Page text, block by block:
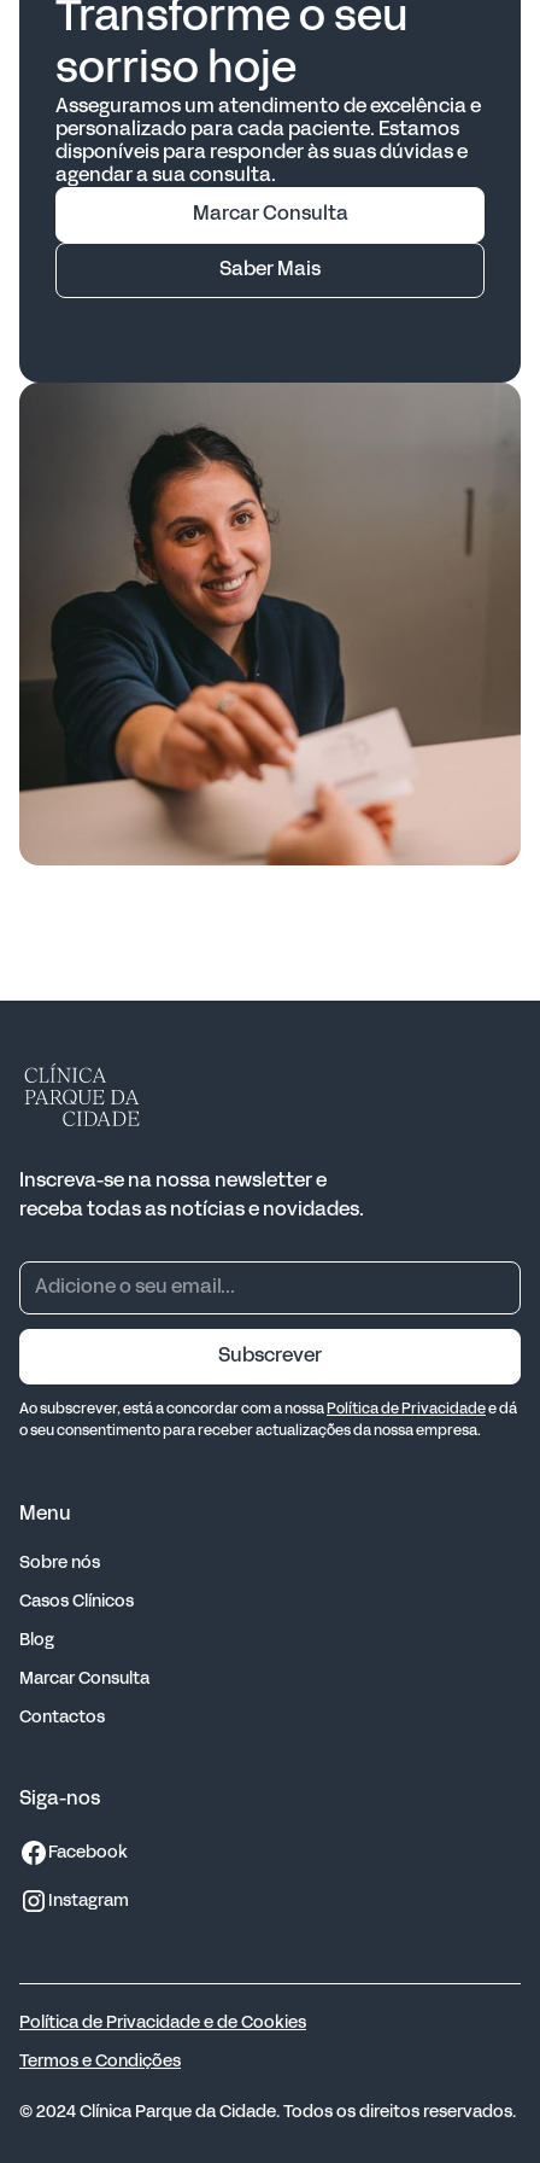
Evitar tabaco e álcool
Alimentação equilibrada rica em nutrientes
Uso de protetor solar labial para quem se
expõe ao sol com frequência
Transforme o seu
sorriso hoje
Asseguramos um atendimento de excelência e
personalizado para cada paciente. Estamos
disponíveis para responder às suas dúvidas e
agendar a sua consulta.
Marcar Consulta
Saber Mais
Inscreva-se na nossa newsletter e
receba todas as notícias e novidades.
Subscrever
Ao subscrever, está a concordar com a nossa Política de Privacidadee dá
o seu consentimento para receber actualizações da nossa empresa.
Menu
Sobre nós
Casos Clínicos
Blog
Marcar Consulta
Contactos
Siga-nos
Facebook
Instagram
© 2024 Clínica Parque da Cidade. Todos os direitos reservados.
Política de Privacidade e de Cookies
Termos e Condições